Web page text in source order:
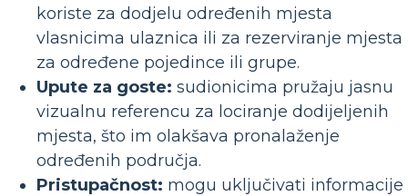
koriste za dodjelu određenih mjesta
vlasnicima ulaznica ili za rezerviranje mjesta
za određene pojedince ili grupe.
Upute za goste: sudionicima pružaju jasnu
vizualnu referencu za lociranje dodijeljenih
mjesta, što im olakšava pronalaženje
određenih područja.
Pristupačnost: mogu uključivati ​​informacije